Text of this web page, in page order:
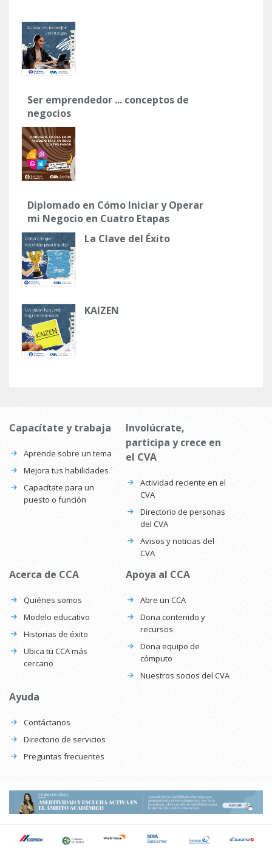
Ser emprendedor ... conceptos de
negocios
Diplomado en Cómo Iniciar y Operar
mi Negocio en Cuatro Etapas
La Clave del Éxito
KAIZEN
Capacítate y trabaja
Aprende sobre un tema
Mejora tus habilidades
Capacítate para un
puesto o función
Involúcrate,
participa y crece en
el CVA
Actividad reciente en el
CVA
Directorio de personas
del CVA
Avisos y noticias del
CVA
Acerca de CCA
Quiénes somos
Modelo educativo
Historias de éxito
Ubica tu CCA más
cercano
Apoya al CCA
Abre un CCA
Dona contenido y
recursos
Dona equipo de
cómputo
Nuestros socios del CVA
Ayuda
Contáctanos
Directorio de servicios
Preguntas frecuentes